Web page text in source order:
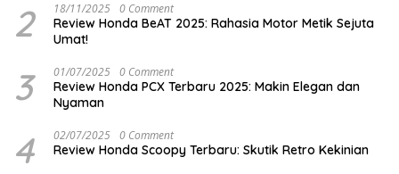
2 18/11/2025 0 Comment
Review Honda BeAT 2025: Rahasia Motor Metik Sejuta
Umat!
3 01/07/2025 0 Comment
Review Honda PCX Terbaru 2025: Makin Elegan dan
Nyaman
4 02/07/2025 0 Comment
Review Honda Scoopy Terbaru: Skutik Retro Kekinian